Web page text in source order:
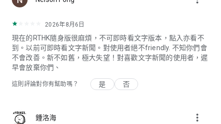
2026年8月6日
現在的RTHK隨身版很麻煩，不可即時看文字版本，點入亦看不
到。以前可即時看文字新聞。對使用者絕不friendly. 不知你們會
不會改善。新不如舊，極大失望！對喜歡文字新聞的使用者，遲
早會放棄你們、
這則評論對你有幫助嗎？ 是 否
鍾洛海 more_vert